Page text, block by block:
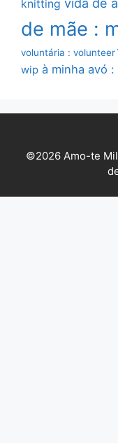
knitting
de mãe :
voluntária :
wip à minha avó
©2026 Amo-te Mil